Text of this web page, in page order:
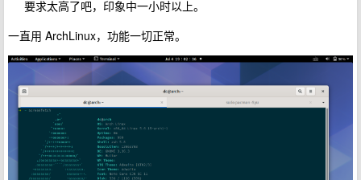
要求太高了吧，印象中一小时以上。
一直用 ArchLinux，功能一切正常。